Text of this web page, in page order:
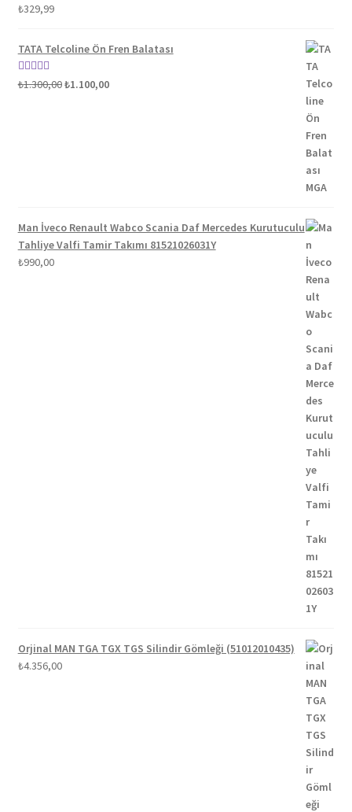
5 üzerinden
₺329,99
TATA Telcoline Ön Fren Balatası
5 üzerinden
₺1.300,00Orijinal
₺1.100,00Şu
Man İveco Renault Wabco Scania Daf Mercedes Kurutuculu
Tahliye Valfi Tamir Takımı 81521026031Y
₺990,00
Orjinal MAN TGA TGX TGS Silindir Gömleği (51012010435)
₺4.356,00